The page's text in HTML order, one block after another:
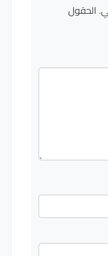
الحقول